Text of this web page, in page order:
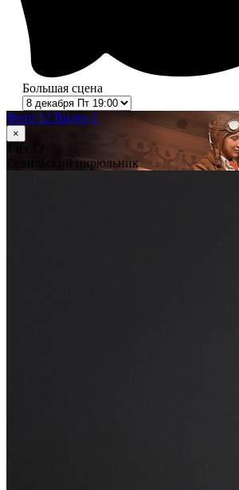
Большая сцена
Фото 12 Видео 1
×
Севильский цирюльник